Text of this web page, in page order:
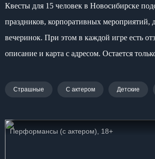
Квесты для 15 человек в Новосибирске
праздников, корпоративных мероприятий,
вечеринок. При этом в каждой игре есть
описание и карта с адресом. Остается
Страшные С актером Детские
Перформансы (с актером), 18+